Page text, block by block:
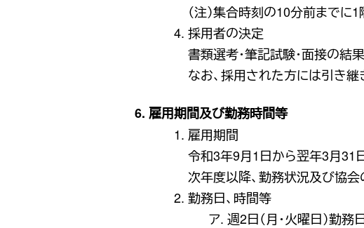
（注）集合時刻の10分前までに
採用者の決定
書類選考・筆記試験・面接の結
なお、採用された方には引き
6. 雇用期間及び勤務時間等
雇用期間
令和3年9月1日から翌年3月31
次年度以降、勤務状況及び協
勤務日、時間等
週2日（月・火曜日）勤